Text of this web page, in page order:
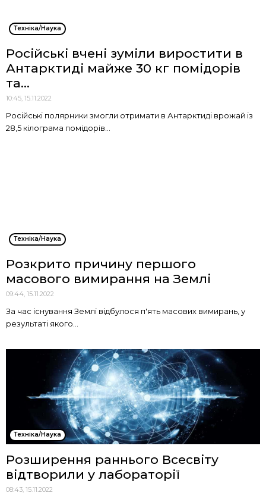
Техніка/Наука
Російські вчені зуміли виростити в
Антарктиді майже 30 кг помідорів
та...
10:45, 15.11.2022
Російські полярники змогли отримати в Антарктиді врожай із
28,5 кілограма помідорів...
Техніка/Наука
Розкрито причину першого
масового вимирання на Землі
09:44, 15.11.2022
За час існування Землі відбулося п'ять масових вимирань, у
результаті якого...
Техніка/Наука
Розширення раннього Всесвіту
відтворили у лабораторії
08:43, 15.11.2022